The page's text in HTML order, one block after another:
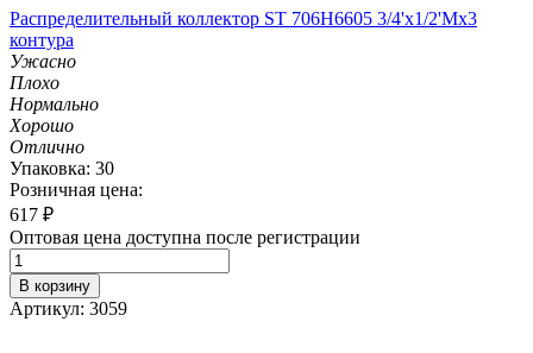
Распределительный коллектор ST 706H6605 3/4'х1/2'Мх3
контура
Ужасно
Плохо
Нормально
Хорошо
Отлично
Упаковка: 30
Розничная цена:
617 ₽
Оптовая цена доступна после регистрации
В корзину
Артикул: 3059